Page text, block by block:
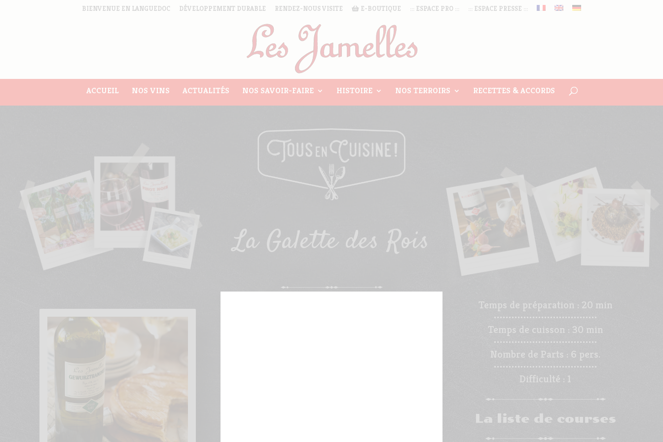
BIENVENUE EN LANGUEDOC DÉVELOPPEMENT DURABLE RENDEZ-NOUS VISITE E-BOUTIQUE ::: ESPACE PRO ::: ::: ESPACE PRESSE :::
ACCUEIL NOS VINS ACTUALITÉS NOS SAVOIR-FAIRE HISTOIRE NOS TERROIRS RECETTES & ACCORDS
La Galette des Rois
Temps de préparation : 20 min
Temps de cuisson : 30 min
Nombre de Parts : 6 pers.
Difficulté : 1
La liste de courses